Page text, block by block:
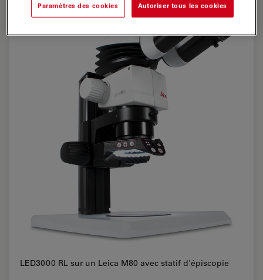
LED3000 RL sur un Leica M80 avec statif d'épiscopie
Paramètres des cookies Autoriser tous les cookies